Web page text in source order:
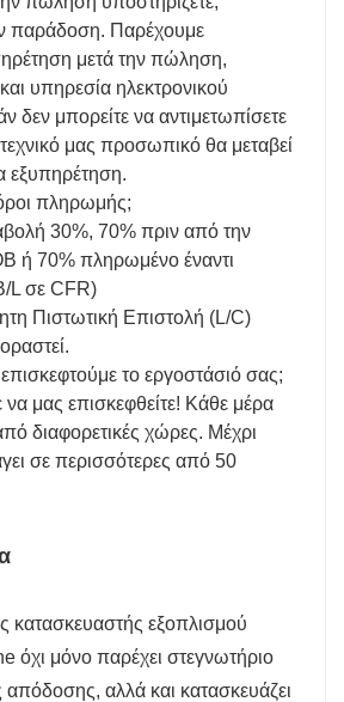
παράδοση. Παρέχουμε
μετά την πώληση,
υπηρεσία ηλεκτρονικού
δεν μπορείτε να αντιμετωπίσετε
μας προσωπικό θα μεταβεί
εξυπηρέτηση.
όροι πληρωμής;
30%, 70% πριν από την
ή 70% πληρωμένο έναντι
L σε CFR)
Πιστωτική Επιστολή (L/C)
το εργοστάσιό σας;
μας επισκεφθείτε! Κάθε μέρα
διαφορετικές χώρες. Μέχρι
σε περισσότερες από 50
κατασκευαστής εξοπλισμού
όχι μόνο παρέχει στεγνωτήριο
αλλά και κατασκευάζει